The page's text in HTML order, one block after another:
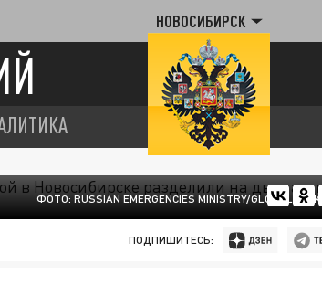
НОВОСИБИРСК
ФОТО: RUSSIAN EMERGENCIES MINISTRY/
ПОДПИШИТЕСЬ: